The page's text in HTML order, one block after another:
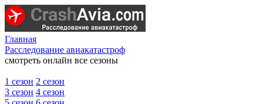
Главная
Расследование авиакатастроф
смотреть онлайн все сезоны
1 сезон 2 сезон
3 сезон 4 сезон